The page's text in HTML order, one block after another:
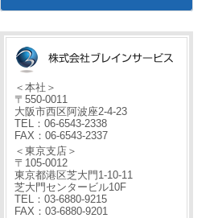
＜本社＞
〒550-0011
大阪市西区阿波座2-4-23
TEL：06-6543-2338
FAX：06-6543-2337
＜東京支店＞
〒105-0012
東京都港区芝大門1-10-11
芝大門センタービル10F
TEL：03-6880-9215
FAX：03-6880-9201